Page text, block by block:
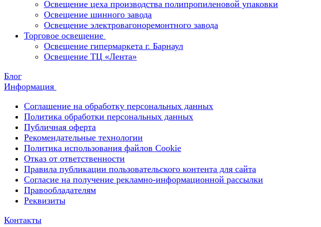
Освещение цеха производства полипропиленовой упаковки
Освещение шинного завода
Освещение электровагоноремонтного завода
Торговое освещение
Освещение гипермаркета г. Барнаул
Освещение ТЦ «Лента»
Блог
Информация
Соглашение на обработку персональных данных
Политика обработки персональных данных
Публичная оферта
Рекомендательные технологии
Политика использования файлов Cookie
Отказ от ответственности
Правила публикации пользовательского контента для сайта
Согласие на получение рекламно-информационной рассылки
Правообладателям
Реквизиты
Контакты